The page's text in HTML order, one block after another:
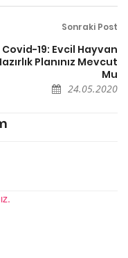
Sonraki Post
Covid-19: Evcil Hayvan
Planınız Mevcut
Mu
24.05.2020